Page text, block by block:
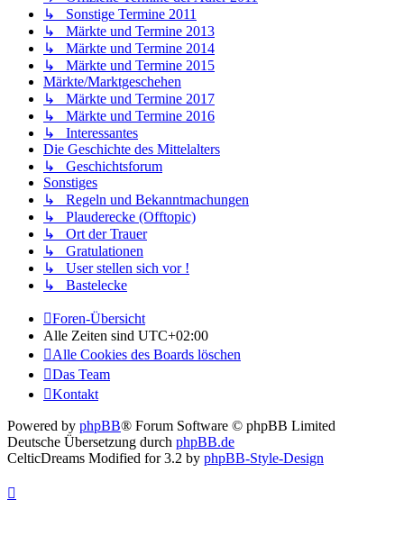
↳ Sonstige Termine 2011
↳ Märkte und Termine 2013
↳ Märkte und Termine 2014
↳ Märkte und Termine 2015
Märkte/Marktgeschehen
↳ Märkte und Termine 2017
↳ Märkte und Termine 2016
↳ Interessantes
Die Geschichte des Mittelalters
↳ Geschichtsforum
Sonstiges
↳ Regeln und Bekanntmachungen
↳ Plauderecke (Offtopic)
↳ Ort der Trauer
↳ Gratulationen
↳ User stellen sich vor !
↳ Bastelecke
Foren-Übersicht
Alle Zeiten sind UTC+02:00
Alle Cookies des Boards löschen
Das Team
Kontakt
Powered by phpBB® Forum Software © phpBB Limited
Deutsche Übersetzung durch phpBB.de
CelticDreams Modified for 3.2 by phpBB-Style-Design